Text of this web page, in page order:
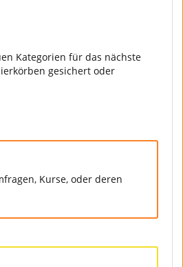
Kategorien für das nächste
gesichert oder
Kurse, oder deren